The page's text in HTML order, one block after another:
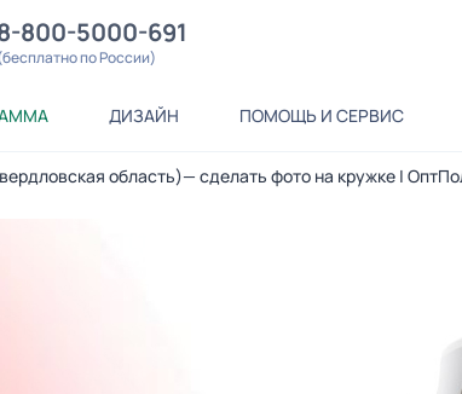
800-5000-691
по России)
ДИЗАЙН ПОМОЩЬ И СЕРВИС
область)— сделать фото на кружке |